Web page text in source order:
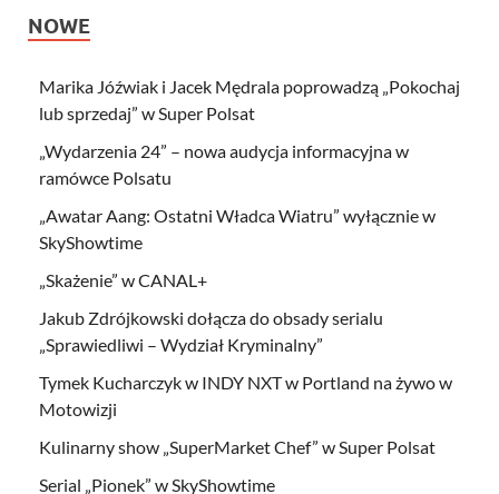
NOWE
Marika Jóźwiak i Jacek Mędrala poprowadzą „Pokochaj
lub sprzedaj” w Super Polsat
„Wydarzenia 24” – nowa audycja informacyjna w
ramówce Polsatu
„Awatar Aang: Ostatni Władca Wiatru” wyłącznie w
SkyShowtime
„Skażenie” w CANAL+
Jakub Zdrójkowski dołącza do obsady serialu
„Sprawiedliwi – Wydział Kryminalny”
Tymek Kucharczyk w INDY NXT w Portland na żywo w
Motowizji
Kulinarny show „SuperMarket Chef” w Super Polsat
Serial „Pionek” w SkyShowtime